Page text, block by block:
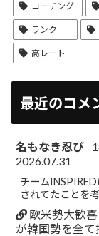
コーチング
ランク
高レート
最近のコメ
名もなき忍び
2026.07.31
チーム
されてたことを
欧米勢大歓
が韓国勢を全